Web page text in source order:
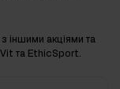
іншими акціями та
та EthicSport.